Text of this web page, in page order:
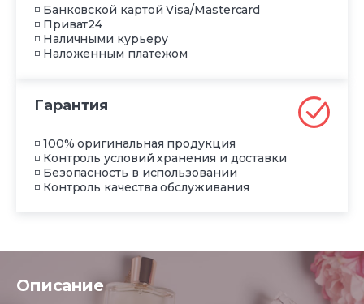
◽ Банковской картой Visa/Mastercard
◽ Приват24
◽ Наличными курьеру
◽ Наложенным платежом
Гарантия
◽ 100% оригинальная продукция
◽ Контроль условий хранения и доставки
◽ Безопасность в использовании
◽ Контроль качества обслуживания
Описание